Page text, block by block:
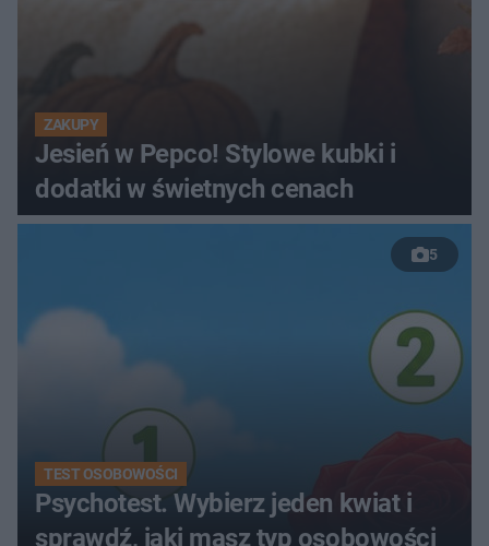
ZAKUPY
Jesień w Pepco! Stylowe kubki i
dodatki w świetnych cenach
5
TEST OSOBOWOŚCI
Psychotest. Wybierz jeden kwiat i
sprawdź, jaki masz typ osobowości